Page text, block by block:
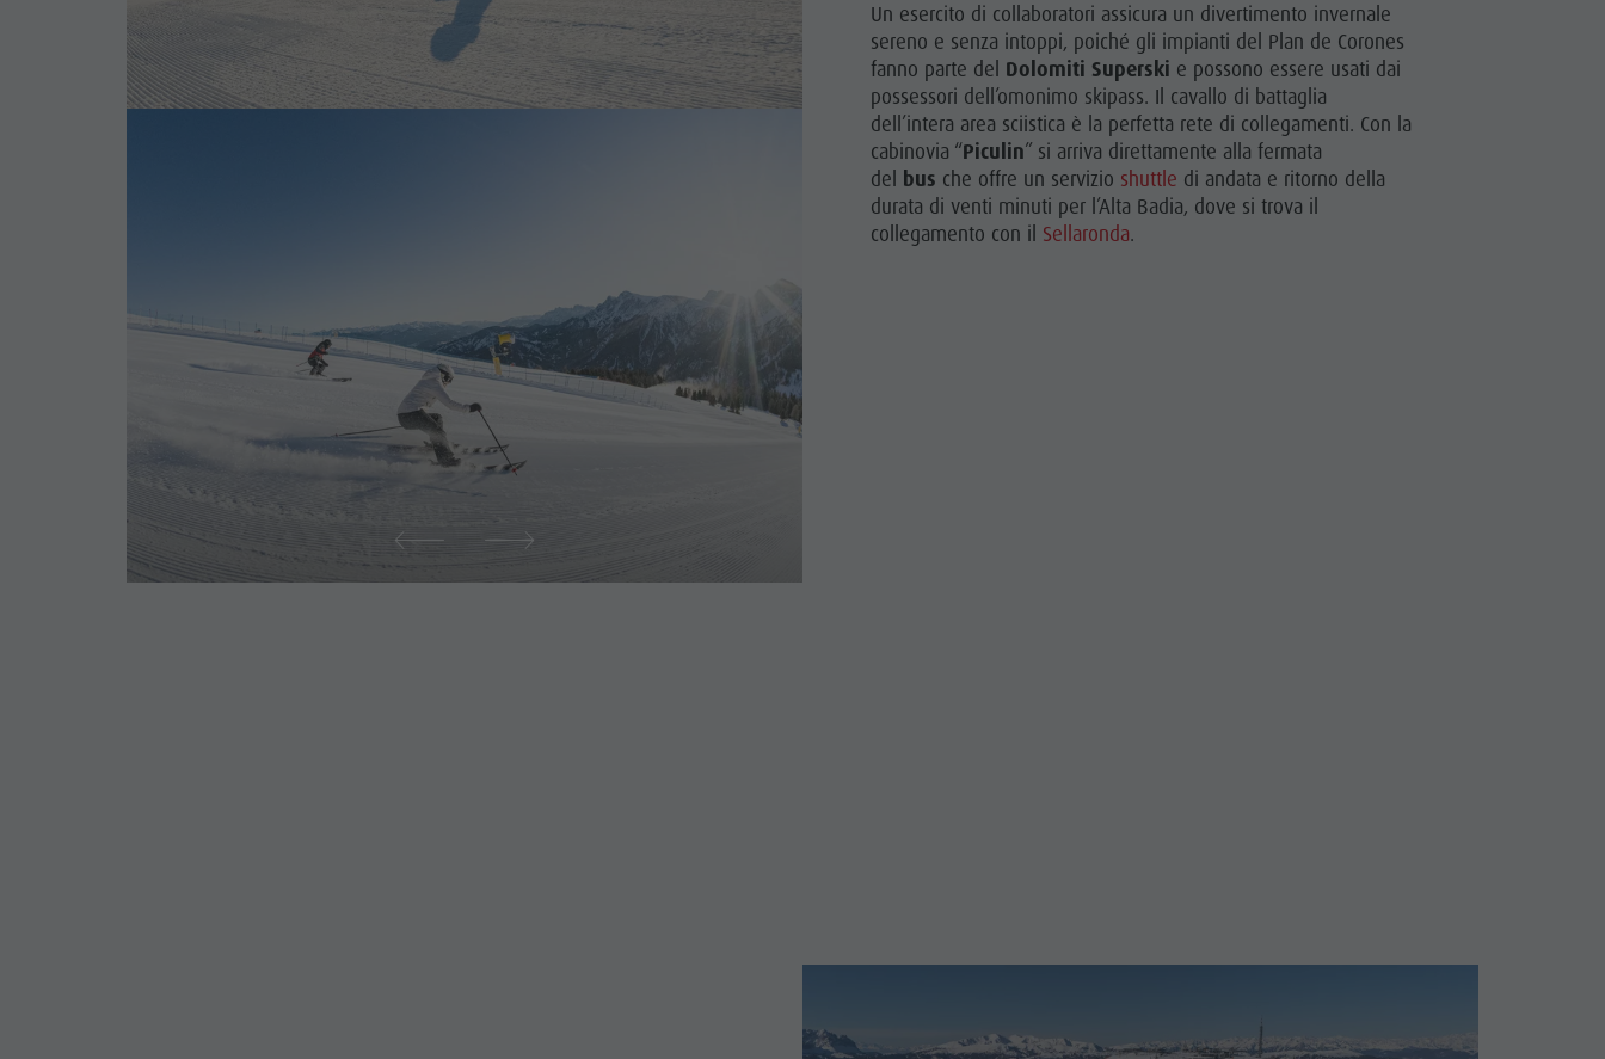
Un esercito di collaboratori assicura un divertimento invernale
sereno e senza intoppi, poiché gli impianti del Plan de Corones
fanno parte del Dolomiti Superski e possono essere usati dai
possessori dell’omonimo skipass. Il cavallo di battaglia
dell’intera area sciistica è la perfetta rete di collegamenti. Con la
cabinovia “Piculin” si arriva direttamente alla fermata
del bus che offre un servizio shuttle di andata e ritorno della
durata di venti minuti per l’Alta Badia, dove si trova il
collegamento con il Sellaronda.